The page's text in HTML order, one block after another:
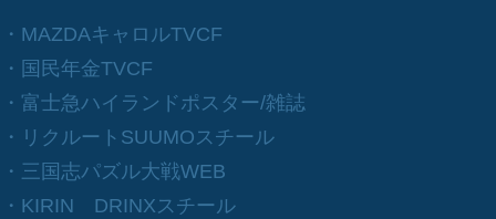
・MAZDAキャロルTVCF
・国民年金TVCF
・富士急ハイランドポスター/雑誌
・リクルートSUUMOスチール
・三国志パズル大戦WEB
・KIRIN DRINXスチール